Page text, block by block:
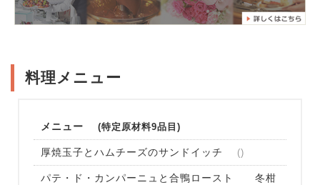
料理メニュー
メニュー 特定原材料9品目
厚焼玉子とハムチーズのサンドイッチ
パテ・ド・カンパーニュと合鴨ロースト 冬柑